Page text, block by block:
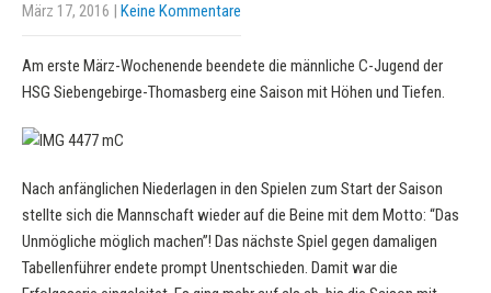
März 17, 2016 | Keine Kommentare
Am erste März-Wochenende beendete die männliche C-Jugend der
HSG Siebengebirge-Thomasberg eine Saison mit Höhen und Tiefen.
Nach anfänglichen Niederlagen in den Spielen zum Start der Saison
stellte sich die Mannschaft wieder auf die Beine mit dem Motto: “Das
Unmögliche möglich machen”! Das nächste Spiel gegen damaligen
Tabellenführer endete prompt Unentschieden. Damit war die